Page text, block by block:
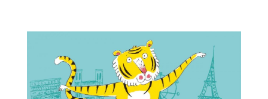
Tienda de
Correos